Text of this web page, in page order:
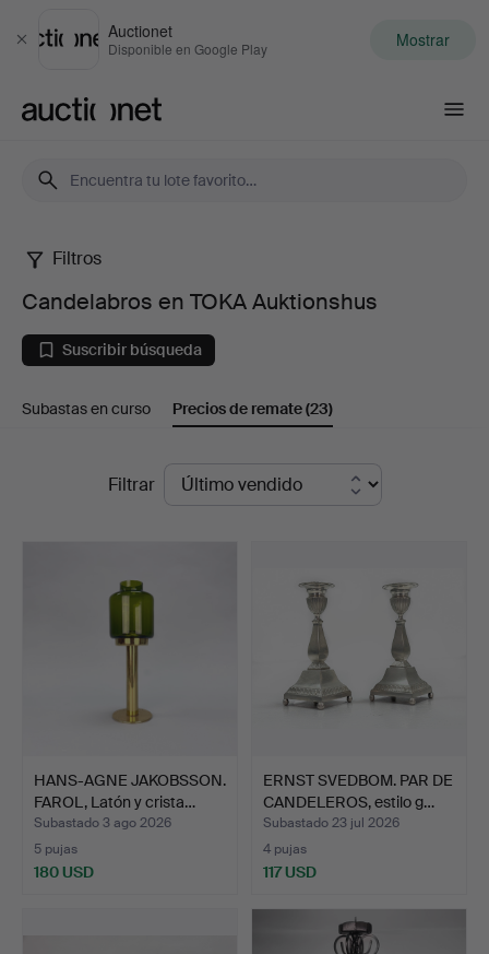
Cerrar
Auctionet
Disponible en Google Play Mostrar
Candelabros
en
TOKA
Auktionshus
Filtros
Candelabros en TOKA Auktionshus
Suscribir búsqueda
Subastas en curso Precios de remate(23)
Filtrar
HANS-AGNE JAKOBSSON.
FAROL, Latón y crista…
Subastado 3 ago 2026
5 pujas
180 USD
ERNST SVEDBOM. PAR DE
CANDELEROS, estilo g…
Subastado 23 jul 2026
4 pujas
117 USD